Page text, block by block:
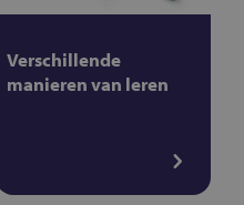
Verschillende
manieren van leren